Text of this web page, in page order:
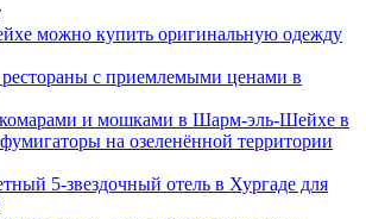
можно купить оригинальную одежду
с приемлемыми ценами в
комарами и мошками в Шарм-эль-Шейхе в
на озеленённой территории
5-звездочный отель в Хургаде для